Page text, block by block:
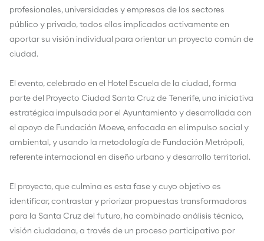
profesionales, universidades y empresas de los sectores
público y privado, todos ellos implicados activamente en
aportar su visión individual para orientar un proyecto común de
ciudad.
El evento, celebrado en el Hotel Escuela de la ciudad, forma
parte del Proyecto Ciudad Santa Cruz de Tenerife, una iniciativa
estratégica impulsada por el Ayuntamiento y desarrollada con
el apoyo de Fundación Moeve, enfocada en el impulso social y
ambiental, y usando la metodología de Fundación Metrópoli,
referente internacional en diseño urbano y desarrollo territorial.
El proyecto, que culmina es esta fase y cuyo objetivo es
identificar, contrastar y priorizar propuestas transformadoras
para la Santa Cruz del futuro, ha combinado análisis técnico,
visión ciudadana, a través de un proceso participativo por